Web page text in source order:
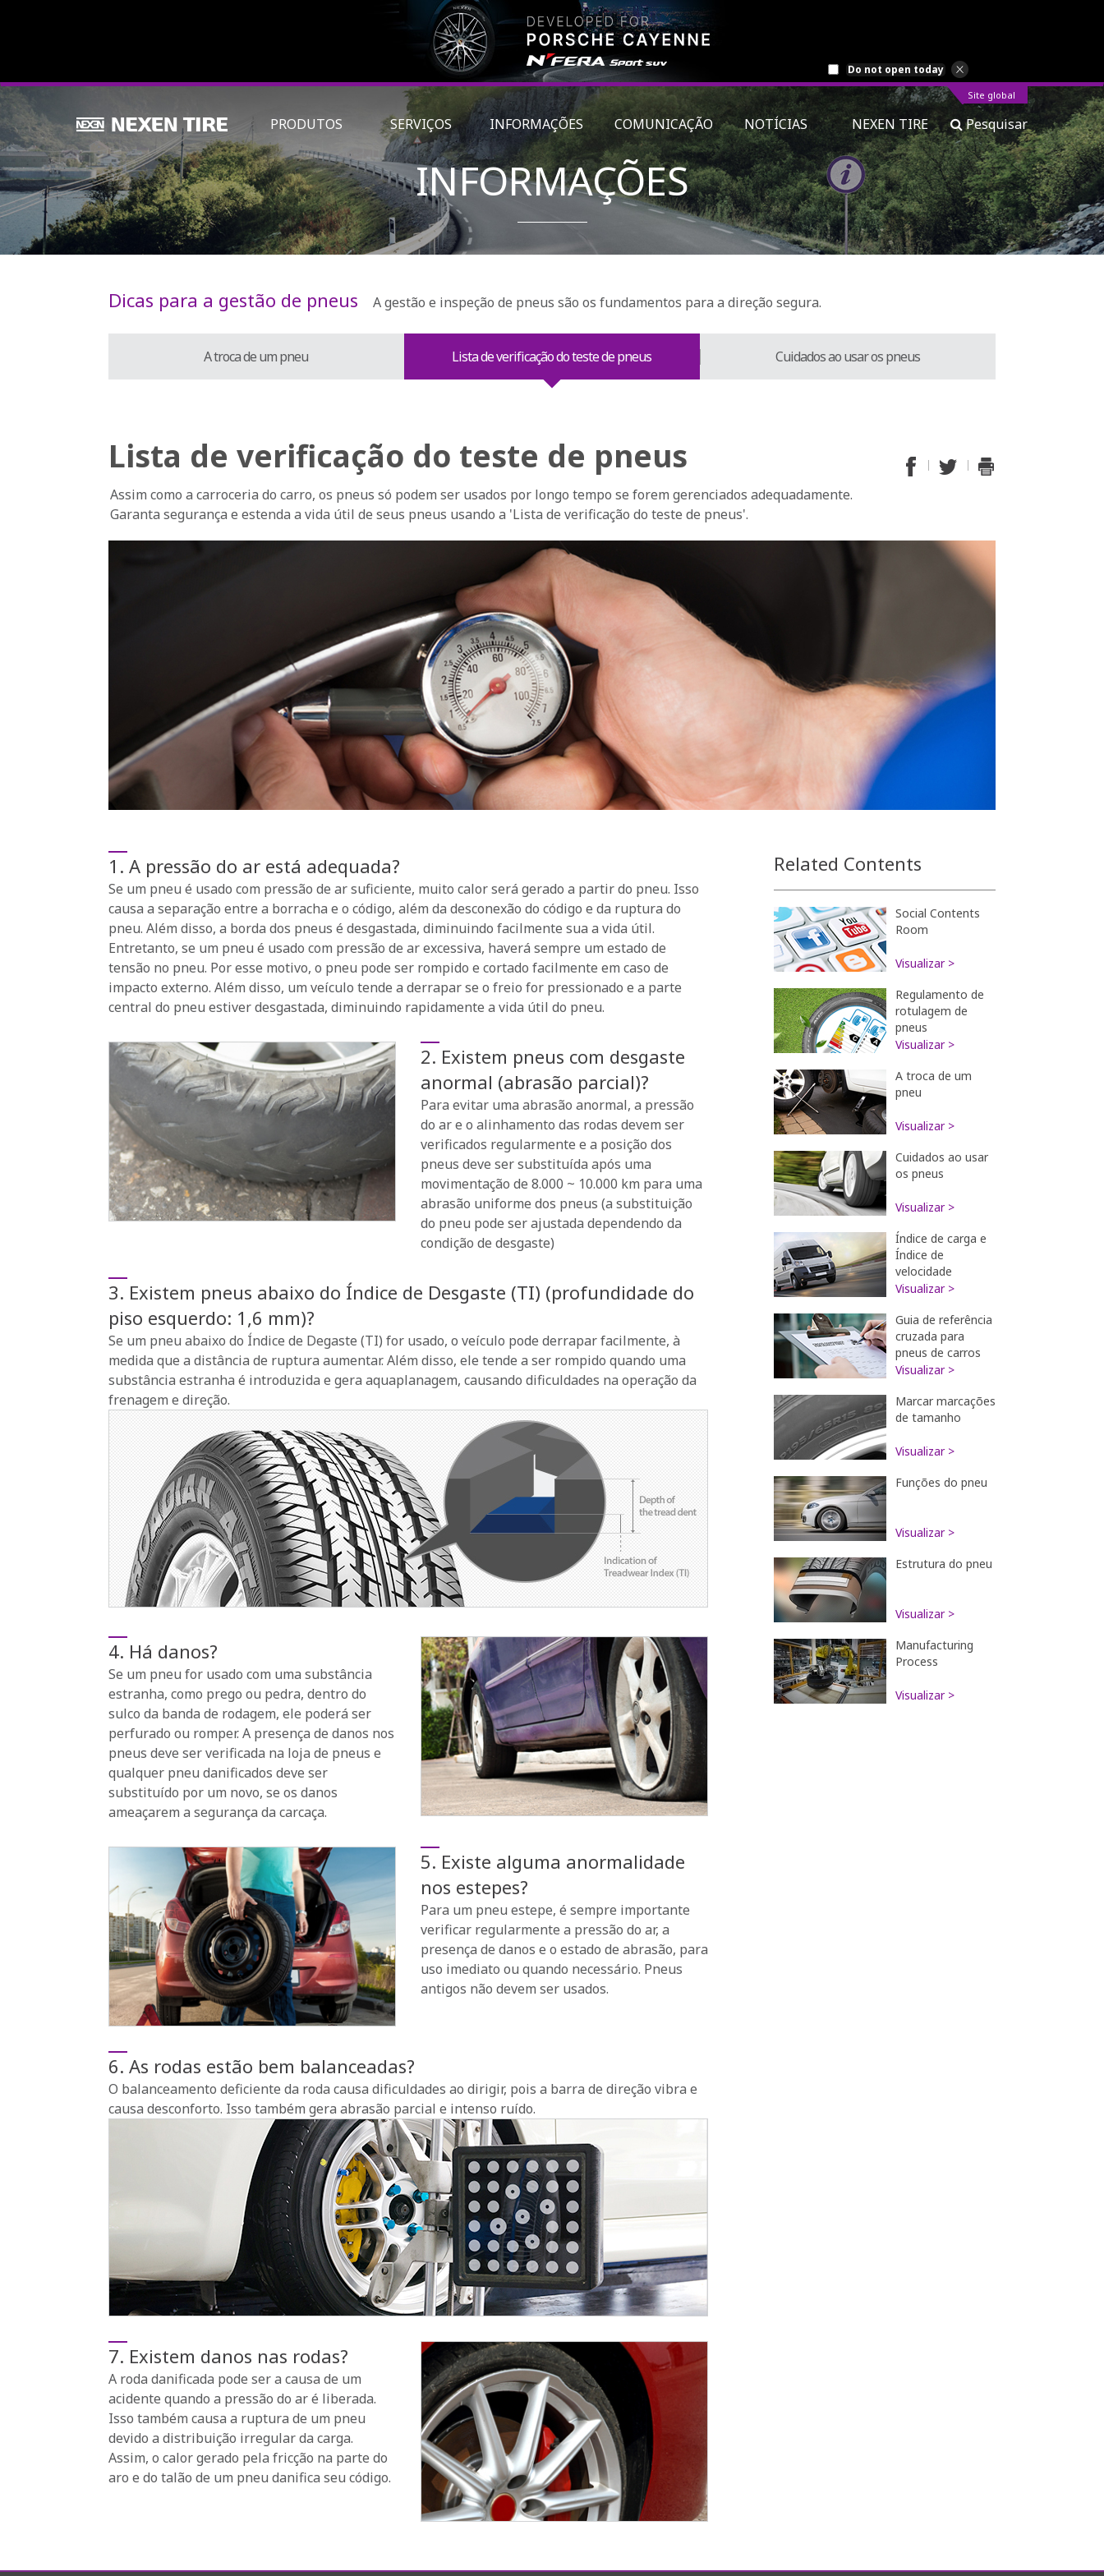
Do not open today
Site global
PRODUTOS SERVIÇOS INFORMAÇÕES COMUNICAÇÃO NOTÍCIAS NEXEN TIRE Pesquisar
INFORMAÇÕES
Dicas para a gestão de pneus A gestão e inspeção de pneus são os fundamentos para a direção segura.
A troca de um pneu Lista de verificação do teste de pneus Cuidados ao usar os pneus
Lista de verificação do teste de pneus
Assim como a carroceria do carro, os pneus só podem ser usados por longo tempo se forem gerenciados adequadamente.
Garanta segurança e estenda a vida útil de seus pneus usando a 'Lista de verificação do teste de pneus'.
1. A pressão do ar está adequada?
Se um pneu é usado com pressão de ar suficiente, muito calor será gerado a partir do pneu. Isso
causa a separação entre a borracha e o código, além da desconexão do código e da ruptura do
pneu. Além disso, a borda dos pneus é desgastada, diminuindo facilmente sua a vida útil.
Entretanto, se um pneu é usado com pressão de ar excessiva, haverá sempre um estado de
tensão no pneu. Por esse motivo, o pneu pode ser rompido e cortado facilmente em caso de
impacto externo. Além disso, um veículo tende a derrapar se o freio for pressionado e a parte
central do pneu estiver desgastada, diminuindo rapidamente a vida útil do pneu.
2. Existem pneus com desgaste
anormal (abrasão parcial)?
Para evitar uma abrasão anormal, a pressão
do ar e o alinhamento das rodas devem ser
verificados regularmente e a posição dos
pneus deve ser substituída após uma
movimentação de 8.000 ~ 10.000 km para uma
abrasão uniforme dos pneus (a substituição
do pneu pode ser ajustada dependendo da
condição de desgaste)
3. Existem pneus abaixo do Índice de Desgaste (TI) (profundidade do
piso esquerdo: 1,6 mm)?
Se um pneu abaixo do Índice de Degaste (TI) for usado, o veículo pode derrapar facilmente, à
medida que a distância de ruptura aumentar. Além disso, ele tende a ser rompido quando uma
substância estranha é introduzida e gera aquaplanagem, causando dificuldades na operação da
frenagem e direção.
4. Há danos?
Se um pneu for usado com uma substância
estranha, como prego ou pedra, dentro do
sulco da banda de rodagem, ele poderá ser
perfurado ou romper. A presença de danos nos
pneus deve ser verificada na loja de pneus e
qualquer pneu danificados deve ser
substituído por um novo, se os danos
ameaçarem a segurança da carcaça.
5. Existe alguma anormalidade
nos estepes?
Para um pneu estepe, é sempre importante
verificar regularmente a pressão do ar, a
presença de danos e o estado de abrasão, para
uso imediato ou quando necessário. Pneus
antigos não devem ser usados.
6. As rodas estão bem balanceadas?
O balanceamento deficiente da roda causa dificuldades ao dirigir, pois a barra de direção vibra e
causa desconforto. Isso também gera abrasão parcial e intenso ruído.
7. Existem danos nas rodas?
A roda danificada pode ser a causa de um
acidente quando a pressão do ar é liberada.
Isso também causa a ruptura de um pneu
devido a distribuição irregular da carga.
Assim, o calor gerado pela fricção na parte do
aro e do talão de um pneu danifica seu código.
Related Contents
Social Contents
Room
Visualizar >
Regulamento de
rotulagem de
pneus
Visualizar >
A troca de um
pneu
Visualizar >
Cuidados ao usar
os pneus
Visualizar >
Índice de carga e
Índice de
velocidade
Visualizar >
Guia de referência
cruzada para
pneus de carros
Visualizar >
Marcar marcações
de tamanho
Visualizar >
Funções do pneu
Visualizar >
Estrutura do pneu
Visualizar >
Manufacturing
Process
Visualizar >